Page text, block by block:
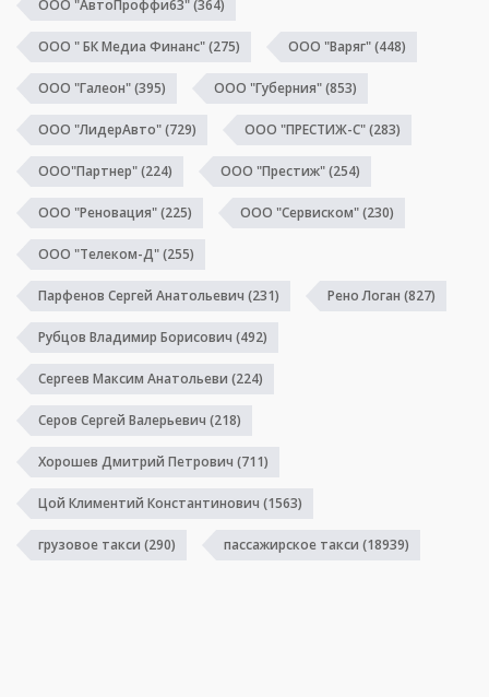
ООО "АвтоПроффи63"(364)
ООО " БК Медиа Финанс"(275) ООО "Варяг"(448)
ООО "Галеон"(395) ООО "Губерния"(853)
ООО "ЛидерАвто"(729) ООО "ПРЕСТИЖ-С"(283)
ООО"Партнер"(224) ООО "Престиж"(254)
ООО "Реновация"(225) ООО "Сервиском"(230)
ООО "Телеком-Д"(255)
Парфенов Сергей Анатольевич (231) Рено Логан (827)
Рубцов Владимир Борисович (492)
Сергеев Максим Анатольеви (224)
Серов Сергей Валерьевич (218)
Хорошев Дмитрий Петрович (711)
Цой Климентий Константинович (1563)
грузовое такси (290) пассажирское такси (18939)